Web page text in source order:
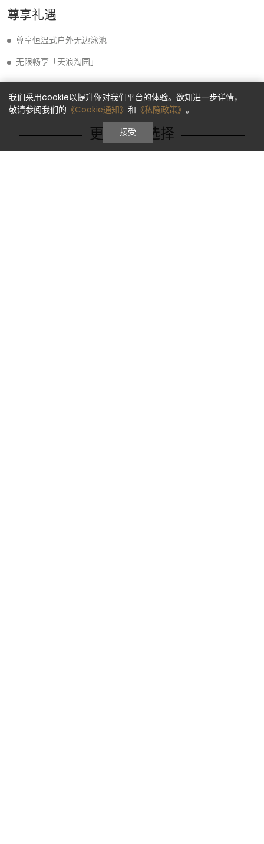
尊享礼遇
尊享恒温式户外无边泳池
无限畅享「天浪淘园」
更多房型选择
我们采用cookie以提升你对我们平台的体验。欲知进一步详情，
敬请参阅我们的 《Cookie通知》 和 《私隐政策》 。
接受